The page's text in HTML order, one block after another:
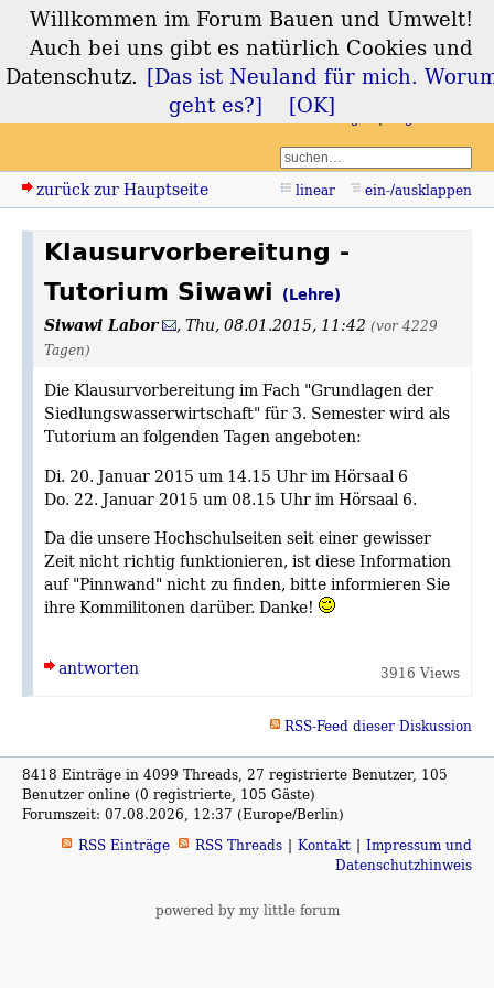
Forum Bauen und
Umwelt
zurück zur Hauptseite linear ein-/ausklappen
Klausurvorbereitung -
Tutorium Siwawi (Lehre)
Siwawi Labor ,Thu, 08.01.2015, 11:42 (vor 4229
Tagen)
Die Klausurvorbereitung im Fach "Grundlagen der
Siedlungswasserwirtschaft" für 3. Semester wird als
Tutorium an folgenden Tagen angeboten:
Di. 20. Januar 2015 um 14.15 Uhr im Hörsaal 6
Do. 22. Januar 2015 um 08.15 Uhr im Hörsaal 6.
Da die unsere Hochschulseiten seit einer gewisser
Zeit nicht richtig funktionieren, ist diese Information
auf "Pinnwand" nicht zu finden, bitte informieren Sie
ihre Kommilitonen darüber. Danke!
antworten 3916 Views
RSS-Feed dieser Diskussion
8418 Einträge in 4099 Threads, 27 registrierte Benutzer, 105
Benutzer online (0 registrierte, 105 Gäste)
Forumszeit: 07.08.2026, 12:37 (Europe/Berlin)
RSS Einträge
RSS Threads Kontakt
Impressum und
Datenschutzhinweis
powered by my little forum
Willkommen im Forum Bauen und Umwelt!
Auch bei uns gibt es natürlich Cookies und
Datenschutz. [Das ist Neuland für mich.
geht es?]
[OK]